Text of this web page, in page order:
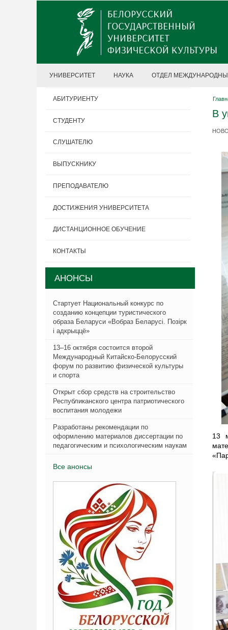
УНИВЕРСИТЕТ НАУКА ОТДЕЛ
В
13
АБИТУРИЕНТУ
СТУДЕНТУ
СЛУШАТЕЛЮ
ВЫПУСКНИКУ
ПРЕПОДАВАТЕЛЮ
ДОСТИЖЕНИЯ УНИВЕРСИТЕТА
ДИСТАНЦИОННОЕ ОБУЧЕНИЕ
КОНТАКТЫ
АНОНСЫ
Стартует Национальный конкурс по
созданию концепции туристического
образа Беларуси «Вобраз Беларусi. Позiрк
i адкрыццё»
13–16 октября состоится второй
Международный Китайско-Белорусский
форум по развитию физической культуры
и спорта
Открыт сбор средств на строительство
Республиканского центра патриотического
воспитания молодежи
Разработаны рекомендации по
оформлению материалов диссертации по
педагогическим и психологическим наукам
Все анонсы